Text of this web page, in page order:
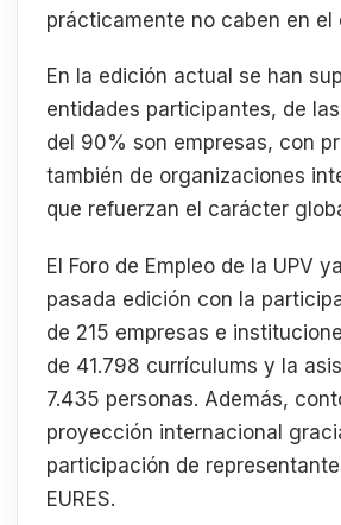
prácticamente no caben en el
En la edición actual se han
entidades participantes, de
del 90% son empresas, con
también de organizaciones
que refuerzan el carácter
El Foro de Empleo de la UPV
pasada edición con la
de 215 empresas e
de 41.798 currículums y la
7.435 personas. Además,
proyección internacional
participación de
EURES.